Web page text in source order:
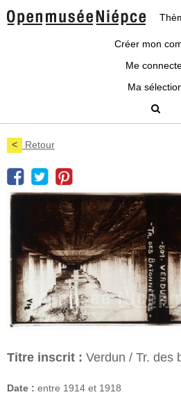
Créer mon
Me
Ma
< Retour
Titre inscrit : Verdun / Tr. des
Date : entre 1914 et 1918